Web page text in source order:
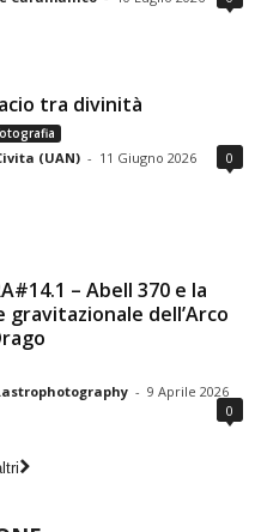
tra divinità
(UAN) - 11 Giugno 2026 0
– Abell 370 e la
gravitazionale dell’Arco
- 9 Aprile 2026
0